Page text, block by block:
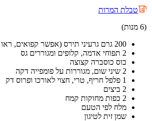
טבלת המרות
(6 מנות)
200 גרם גרעיני תירס (אפשר קפואים, ראו בהקדמה למתכון)
2 תפוחי אדמה, קלופים ומגוררים גס
כוס כוסברה קצוצה
2 שיני שום, מגוררות על פומפייה דקה
1 פלפל חריף, טרי, חצוי לאורכו ופרוס דק
2 ביצים
2 כפות מחוקות קמח
מלח לפי הטעם
שמן זית לטיגון